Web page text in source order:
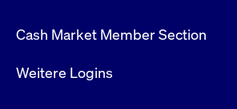
Cash Market Member Section
Weitere Logins